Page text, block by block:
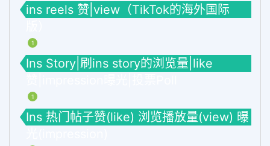
ins reels 赞|view（TikTok的海外国际
1
Ins Story|刷ins story的浏览量|like
1
Ins 热门帖子赞(like) 浏览播放量(view) 曝